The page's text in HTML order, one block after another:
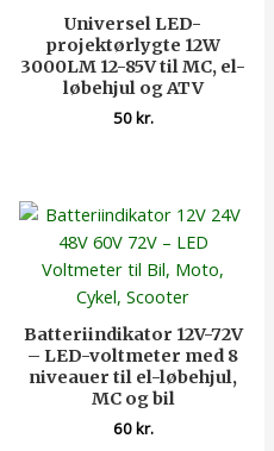
Universel LED-
projektørlygte 12W
3000LM 12-85V til MC, el-
løbehjul og ATV
50kr.
Batteriindikator 12V-72V
– LED-voltmeter med 8
niveauer til el-løbehjul,
MC og bil
60kr.